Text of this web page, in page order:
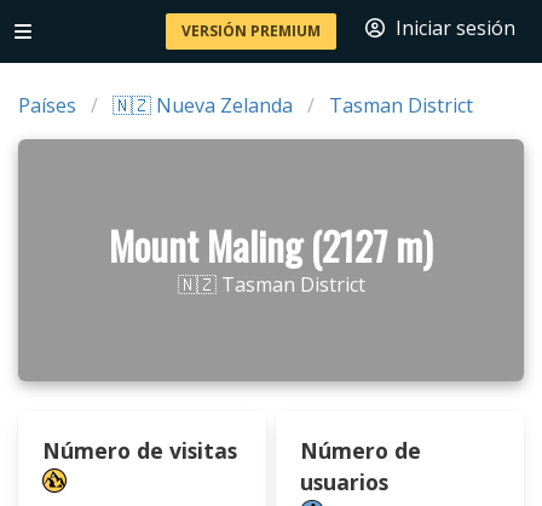
VERSIÓN PREMIUM Iniciar sesión
Países 🇳🇿 Nueva Zelanda Tasman District
Mount Maling (2127 m)
🇳🇿 Tasman District
Número de visitas
Número de
usuarios